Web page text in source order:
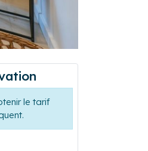
le tarif